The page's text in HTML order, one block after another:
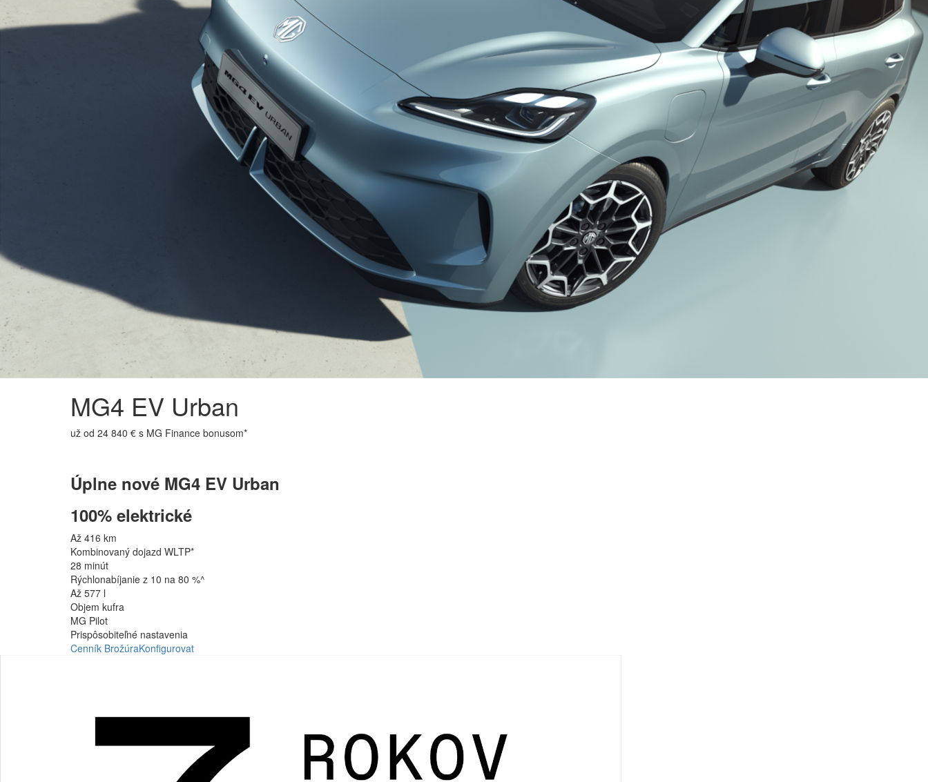
MG4 EV Urban
už od 24 840 € s MG Finance bonusom*
Úplne nové MG4 EV Urban
100% elektrické
Až 416 km
Kombinovaný dojazd WLTP*
28 minút
Rýchlonabíjanie z 10 na 80 %^
Až 577 l
Objem kufra
MG Pilot
Prispôsobiteľné nastavenia
Cenník BrožúraKonfigurovat